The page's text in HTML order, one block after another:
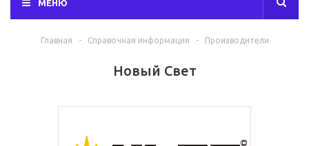
МЕНЮ
Главная - Справочная информация - Производители
Новый Свет